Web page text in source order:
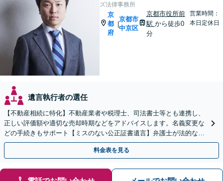
ズ法律事務所
京
都
府
|
京都市
中京区
京都市役所前
駅 から徒歩0
分
営業時間：
本日定休日
遺言執行者の選任
【不動産相続に特化】不動産業者や税理士、司法書士等とも連携し、
正しい評価額や適切な売却時期などをアドバイスします。名義変更な
どの手続きもサポート【ミスのない公正証書遺言】弁護士が法的な観
点から遺言書を作成します。
料金表を見る